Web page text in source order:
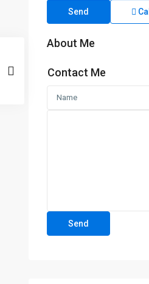
Send Call
About Me
Contact Me